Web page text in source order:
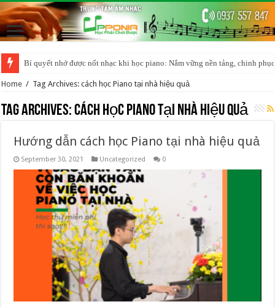
Bí quyết nhớ được nốt nhạc khi học piano: Nắm vững nền tảng, chinh
Home / Tag Archives: cách học Piano tại nhà hiệu quả
Tag Archives:cách học Piano tại nhà hiệu quả
Hướng dẫn cách học Piano tại nhà hiệu quả
September 30, 2021 Uncategorized 0